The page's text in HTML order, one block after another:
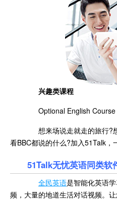
兴趣类课程
Optional English Course
想来场说走就走的旅行?
看BBC都说的什么?加入51Talk，
51Talk无忧英语同类软
全民英语是智能化英语
频，大量的地道生活对话视频。